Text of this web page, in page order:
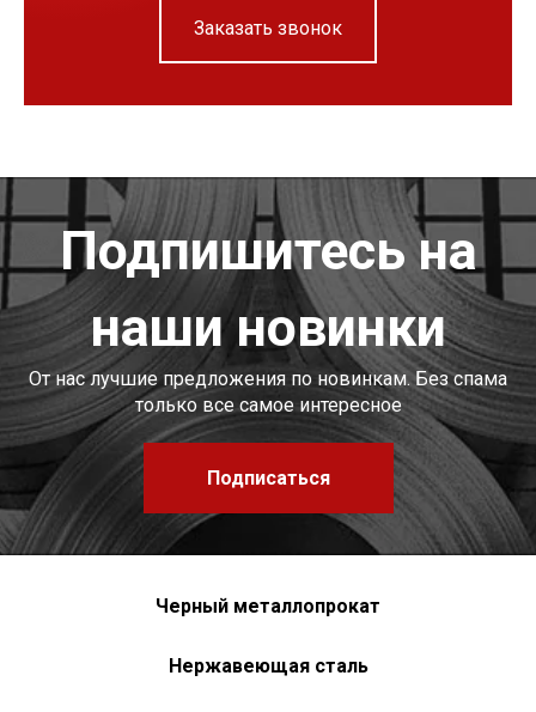
Заказать звонок
Подпишитесь на
наши новинки
От нас лучшие предложения по новинкам. Без спама
только все самое интересное
Подписаться
Черный металлопрокат
Нержавеющая сталь